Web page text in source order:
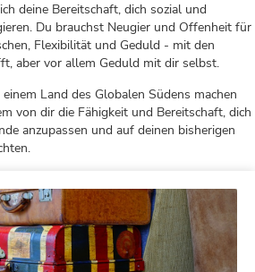
deine Bereitschaft, dich sozial und
Du brauchst Neugier und Offenheit für
Flexibilität und Geduld - mit den
aber vor allem Geduld mit dir selbst.
Land des Globalen Südens machen
von dir die Fähigkeit und Bereitschaft, dich
anzupassen und auf deinen bisherigen